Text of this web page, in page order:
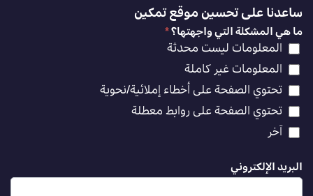
ساعدنا على تحسين موقع تمكين
ما هي المشكلة التي واجهتها؟*
المعلومات ليست محدثة
المعلومات غير كاملة
تحتوي الصفحة على أخطاء إملائية/نحوية
تحتوي الصفحة على روابط معطلة
آخر
البريد الإلكتروني